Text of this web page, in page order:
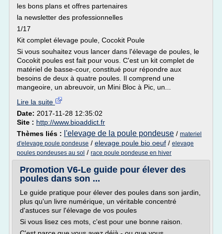
les bons plans et offres partenaires
la newsletter des professionnelles
1/17
Kit complet élevage poule, Cocokit Poule
Si vous souhaitez vous lancer dans l'élevage de poules, le
Cocokit poules est fait pour vous. C'est un kit complet de
matériel de basse-cour, constitué pour répondre aux
besoins de deux à quatre poules. Il comprend une
mangeoire, un abreuvoir, un Mini Bloc à Pic, un...
Lire la suite
Date: 2017-11-28 12:35:02
Site : http://www.bioaddict.fr
Thèmes liés : l'elevage de la poule pondeuse / materiel
d'elevage poule pondeuse / elevage poule bio oeuf / elevage
poules pondeuses au sol / race poule pondeuse en hiver
Promotion V6-Le guide pour élever des
poules dans son ...
Le guide pratique pour élever des poules dans son jardin,
plus qu'un livre numérique, un véritable concentré
d'astuces sur l'élevage de vos poules
Si vous lisez ces mots, c'est pour une bonne raison.